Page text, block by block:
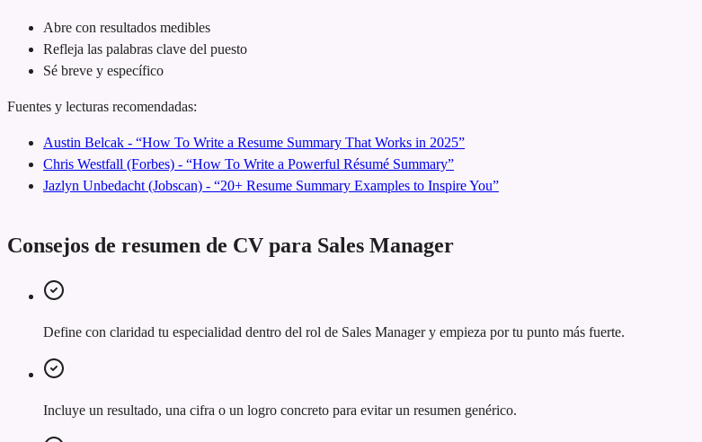
Abre con resultados medibles
Refleja las palabras clave del puesto
Sé breve y específico
Fuentes y lecturas recomendadas:
Austin Belcak - “How To Write a Resume Summary That Works in 2025”
Chris Westfall (Forbes) - “How To Write a Powerful Résumé Summary”
Jazlyn Unbedacht (Jobscan) - “20+ Resume Summary Examples to Inspire You”
Consejos de resumen de CV para Sales Manager
Define con claridad tu especialidad dentro del rol de Sales Manager y empieza por tu punto más fuerte.
Incluye un resultado, una cifra o un logro concreto para evitar un resumen genérico.